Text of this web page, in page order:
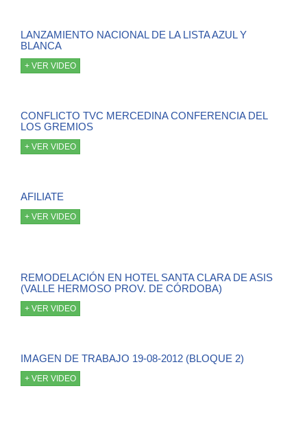
LANZAMIENTO NACIONAL DE LA LISTA AZUL Y
BLANCA
+ VER VIDEO
CONFLICTO TVC MERCEDINA CONFERENCIA DEL
LOS GREMIOS
+ VER VIDEO
AFILIATE
+ VER VIDEO
REMODELACIÓN EN HOTEL SANTA CLARA DE ASIS
(VALLE HERMOSO PROV. DE CÓRDOBA)
+ VER VIDEO
IMAGEN DE TRABAJO 19-08-2012 (BLOQUE 2)
+ VER VIDEO